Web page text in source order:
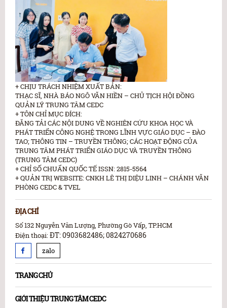
+ CHỊU TRÁCH NHIỆM XUẤT BẢN:
THẠC SĨ, NHÀ BÁO NGÔ VĂN HIỀN – CHỦ TỊCH HỘI ĐỒNG
QUẢN LÝ TRUNG TÂM CEDC
+ TÔN CHỈ MỤC ĐÍCH:
ĐĂNG TẢI CÁC NỘI DUNG VỀ NGHIÊN CỨU KHOA HỌC VÀ
PHÁT TRIỂN CÔNG NGHỆ TRONG LĨNH VỰC GIÁO DỤC – ĐÀO
TAO; THÔNG TIN – TRUYỀN THÔNG; CÁC HOẠT ĐỘNG CỦA
TRUNG TÂM PHÁT TRIỂN GIÁO DỤC VÀ TRUYỀN THÔNG
(TRUNG TÂM CEDC)
+ CHỈ SỐ CHUẨN QUỐC TẾ ISSN: 2815-5564
+ QUẢN TRỊ WEBSITE: CNKH LÊ THỊ DIỆU LINH – CHÁNH VĂN
PHÒNG CEDC & TVEL
ĐỊA CHỈ
Số 132 Nguyễn Văn Lượng, Phường Gò Vấp, TP.HCM
Điện thoại:ĐT: 0903682486; 0824270686
zalo
TRANG CHỦ
GIỚI THIỆU TRUNG TÂM CEDC